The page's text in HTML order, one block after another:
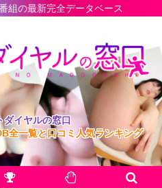
データベース
ダイヤルの窓口
全一覧と口コミ人気ランキング